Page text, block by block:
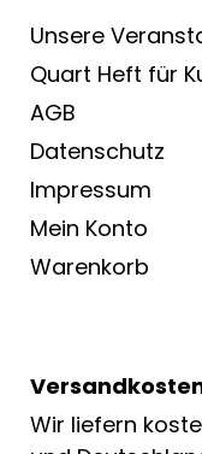
Unsere
Quart Heft für
AGB
Datenschutz
Impressum
Mein Konto
Warenkorb
Wir liefern